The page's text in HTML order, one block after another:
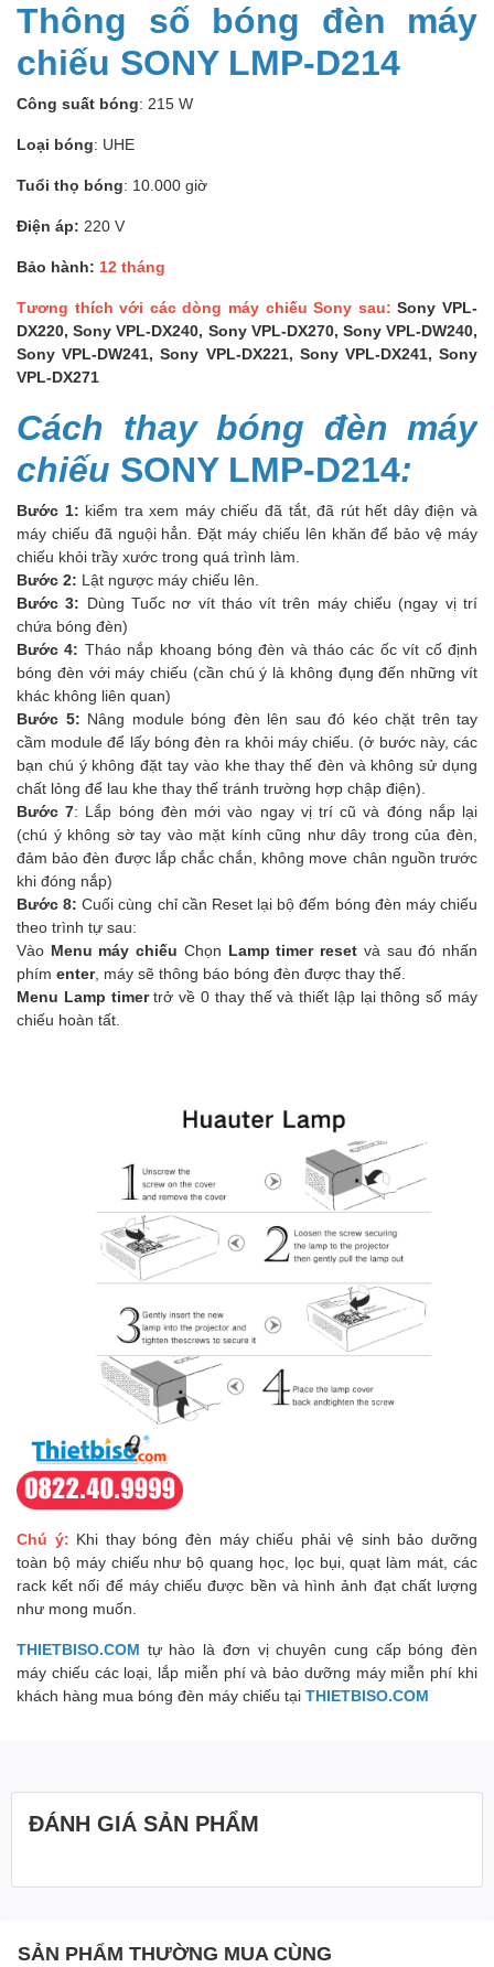
Thông số bóng đèn máy
chiếu SONY LMP-D214
Công suất bóng: 215 W
Loại bóng: UHE
Tuổi thọ bóng: 10.000 giờ
Điện áp: 220 V
Bảo hành: 12 tháng
Tương thích với các dòng máy chiếu Sony sau: Sony VPL-
DX220, Sony VPL-DX240, Sony VPL-DX270, Sony VPL-DW240,
Sony VPL-DW241, Sony VPL-DX221, Sony VPL-DX241, Sony
VPL-DX271
Cách thay bóng đèn máy
chiếu SONY LMP-D214:
Bước 1: kiểm tra xem máy chiếu đã tắt, đã rút hết dây điện và
máy chiếu đã nguội hẳn. Đặt máy chiếu lên khăn để bảo vệ máy
chiếu khỏi trầy xước trong quá trình làm.
Bước 2: Lật ngược máy chiếu lên.
Bước 3: Dùng Tuốc nơ vít tháo vít trên máy chiếu (ngay vị trí
chứa bóng đèn)
Bước 4: Tháo nắp khoang bóng đèn và tháo các ốc vít cố định
bóng đèn với máy chiếu (cần chú ý là không đụng đến những vít
khác không liên quan)
Bước 5: Nâng module bóng đèn lên sau đó kéo chặt trên tay
cầm module để lấy bóng đèn ra khỏi máy chiếu. (ở bước này, các
bạn chú ý không đặt tay vào khe thay thế đèn và không sử dụng
chất lỏng để lau khe thay thế tránh trường hợp chập điện).
Bước 7: Lắp bóng đèn mới vào ngay vị trí cũ và đóng nắp lại
(chú ý không sờ tay vào mặt kính cũng như dây trong của đèn,
đảm bảo đèn được lắp chắc chắn, không move chân nguồn trước
khi đóng nắp)
Bước 8:Cuối cùng chỉ cần Reset lại bộ đếm bóng đèn máy chiếu
theo trình tự sau:
Vào Menu máy chiếu Chọn Lamp timer reset và sau đó nhấn
phím enter, máy sẽ thông báo bóng đèn được thay thế.
Menu Lamp timertrở về 0 thay thế và thiết lập lại thông số máy
chiếu hoàn tất.
Chú ý: Khi thay bóng đèn máy chiếu phải vệ sinh bảo dưỡng
toàn bộ máy chiếu như bộ quang học, lọc bụi, quạt làm mát, các
rack kết nối để máy chiếu được bền và hình ảnh đạt chất lượng
như mong muốn.
THIETBISO.COM tự hào là đơn vị chuyên cung cấp bóng đèn
máy chiếu các loại, lắp miễn phí và bảo dưỡng máy miễn phí khi
khách hàng mua bóng đèn máy chiếu tại THIETBISO.COM
ĐÁNH GIÁ SẢN PHẨM
SẢN PHẨM THƯỜNG MUA CÙNG